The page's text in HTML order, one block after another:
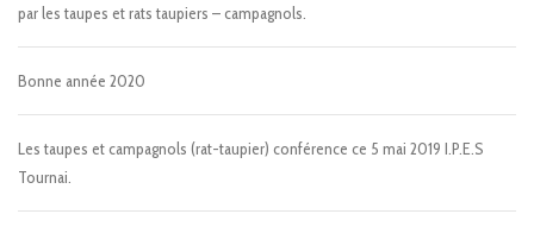
par les taupes et rats taupiers – campagnols.
Bonne année 2020
Les taupes et campagnols (rat-taupier) conférence ce 5 mai 2019 I.P.E.S
Tournai.